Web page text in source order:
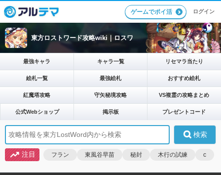
ゲームでポイ活 ログイン
東方ロストワード攻略wiki｜ロスワ
最強キャラ キャラ一覧 リセマラ当たり
絵札一覧 最強絵札 おすすめ絵札
紅魔塔攻略 守矢秘境攻略 VS複霊の攻略まとめ
公式Webショップ 掲示板 プレゼントコード
注目 フラン 東風谷早苗 秘封 木行の試練 c